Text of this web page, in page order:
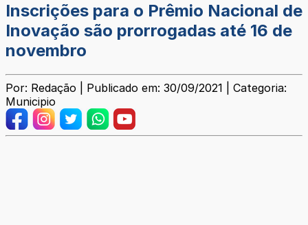
Inscrições para o Prêmio Nacional de
Inovação são prorrogadas até 16 de
novembro
Por: Redação | Publicado em: 30/09/2021 | Categoria:
Municipio